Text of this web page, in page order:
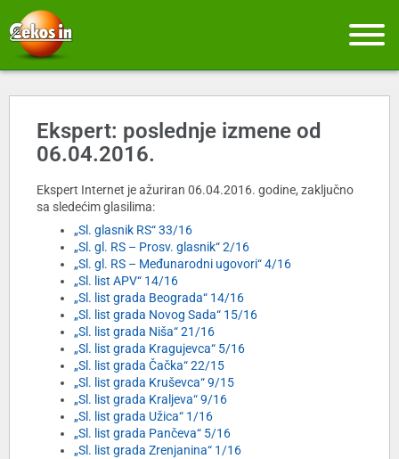
Ekspert: poslednje izmene od
06.04.2016.
Ekspert Internet je ažuriran 06.04.2016. godine, zaključno
sa sledećim glasilima:
„Sl. glasnik RS“ 33/16
„Sl. gl. RS – Prosv. glasnik“ 2/16
„Sl. gl. RS – Međunarodni ugovori“ 4/16
„Sl. list APV“ 14/16
„Sl. list grada Beograda“ 14/16
„Sl. list grada Novog Sada“ 15/16
„Sl. list grada Niša“ 21/16
„Sl. list grada Kragujevca“ 5/16
„Sl. list grada Čačka“ 22/15
„Sl. list grada Kruševca“ 9/15
„Sl. list grada Kraljeva“ 9/16
„Sl. list grada Užica“ 1/16
„Sl. list grada Pančeva“ 5/16
„Sl. list grada Zrenjanina“ 1/16